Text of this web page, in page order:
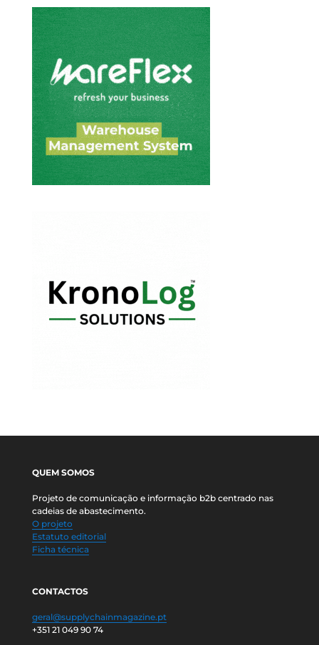
QUEM SOMOS
Projeto de comunicação e informação b2b centrado nas
cadeias de abastecimento.
O projeto
Estatuto editorial
Ficha técnica
CONTACTOS
geral@supplychainmagazine.pt
+351 21 049 90 74